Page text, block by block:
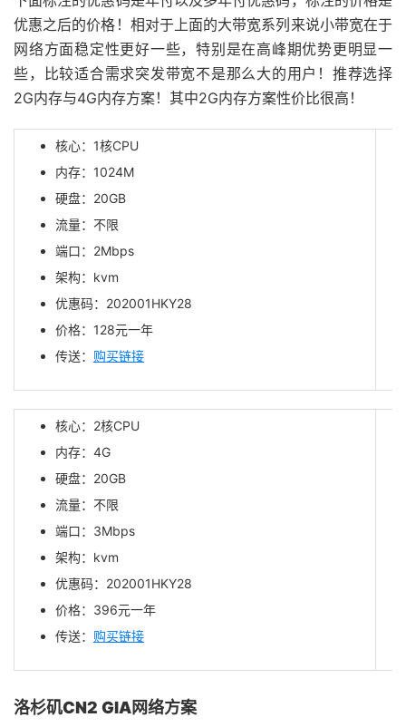
优惠之后的价格！相对于上面的大带宽系列来说小带宽在于
网络方面稳定性更好一些，特别是在高峰期优势更明显一
些，比较适合需求突发带宽不是那么大的用户！推荐选择
2G内存与4G内存方案！其中2G内存方案性价比很高！
核心：1核CPU
内存：1024M
硬盘：20GB
流量：不限
端口：2Mbps
架构：kvm
优惠码：202001HKY28
价格：128元一年
传送： 购买链接
核心：2核CPU
内存：4G
硬盘：20GB
流量：不限
端口：3Mbps
架构：kvm
优惠码：202001HKY28
价格：396元一年
传送： 购买链接
洛杉矶CN2 GIA网络方案